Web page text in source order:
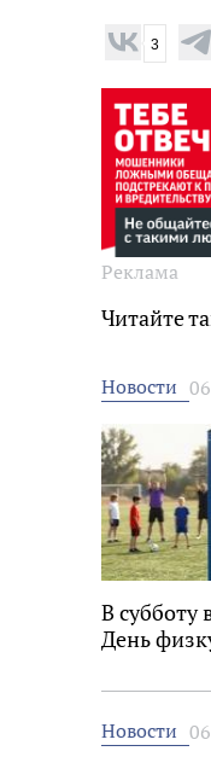
3
Реклама
Читайте
Новости
В субботу
День
Новости